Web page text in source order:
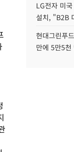
LG전자 미
설치, "B2B
현대그린푸
만에 5만5천